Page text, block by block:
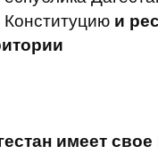
и
имеет свое